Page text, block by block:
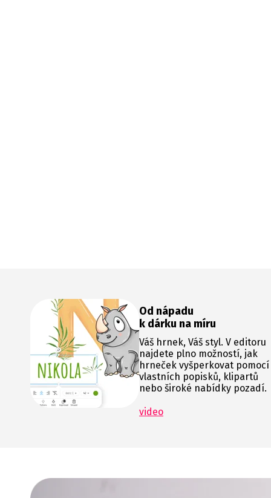
Od nápadu
k dárku na míru
Váš hrnek, Váš styl. V editoru
najdete plno možností, jak
hrneček vyšperkovat pomocí
vlastních popisků, klipartů
nebo široké nabídky pozadí.
video